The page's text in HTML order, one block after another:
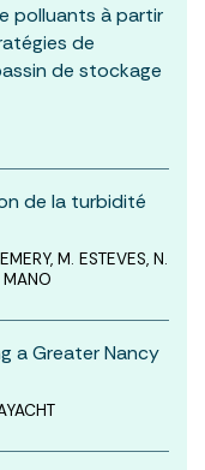
polluants à partir
de
de stockage
de la turbidité
M. ESTEVES, N.
MANO
a Greater Nancy